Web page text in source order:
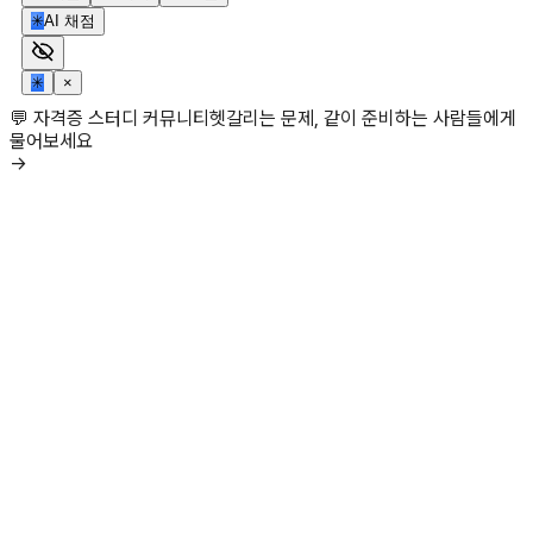
✳AI 채점
✳ ×
💬 자격증 스터디 커뮤니티헷갈리는 문제, 같이 준비하는 사람들에게
물어보세요
→